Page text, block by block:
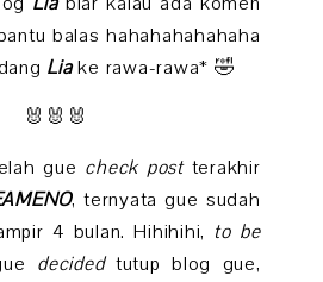
balas hahahahahahaha
Liake rawa-rawa* 🤣
🐰🐰🐰
gue check postterakhir
, ternyata gue sudah
4 bulan. Hihihihi, to be
decidedtutup blog gue,